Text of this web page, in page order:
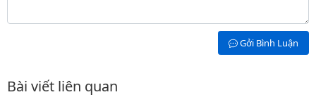
Gởi Bình Luận
Bài viết liên quan